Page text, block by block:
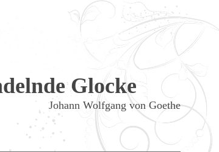
Glocke
Johann Wolfgang von Goethe